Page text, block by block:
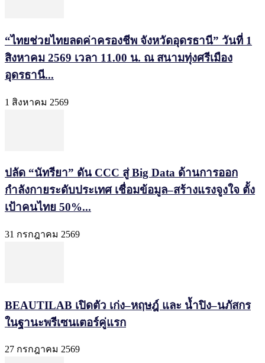
“ไทยช่วยไทยลดค่าครองชีพ จังหวัดอุดรธานี” วันที่ 1
สิงหาคม 2569 เวลา 11.00 น. ณ สนามทุ่งศรีเมือง
อุดรธานี...
1 สิงหาคม 2569
ปลัด “นัทรียา” ดัน CCC สู่ Big Data ด้านการออก
กำลังกายระดับประเทศ เชื่อมข้อมูล–สร้างแรงจูงใจ ตั้ง
เป้าคนไทย 50%...
31 กรกฎาคม 2569
BEAUTILAB เปิดตัว เก่ง–หฤษฎ์ และ น้ำปิง–นภัสกร
ในฐานะพรีเซนเตอร์คู่แรก
27 กรกฎาคม 2569